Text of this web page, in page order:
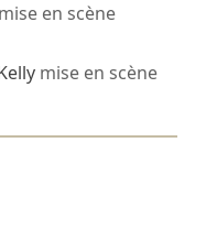
en scène
mise en scène